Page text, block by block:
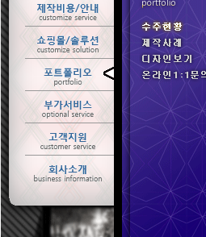
ㆍ 수주현황
ㆍ 제작사례